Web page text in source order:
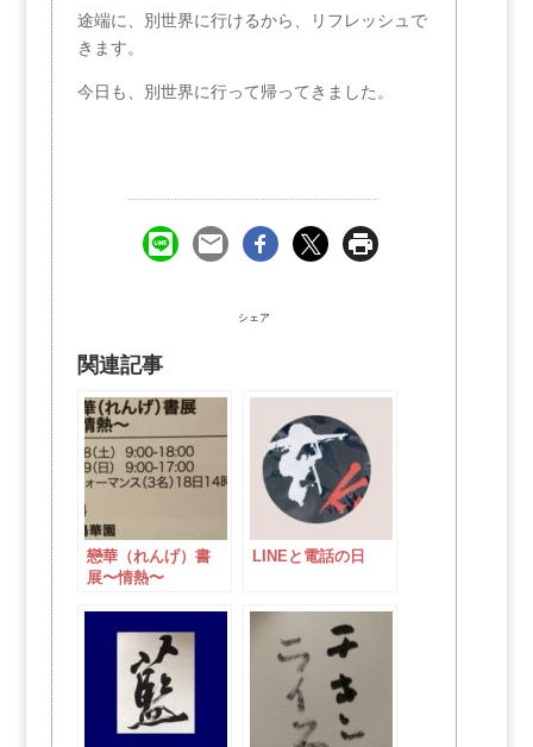
途端に、別世界に行けるから、リフレッシュで
きます。
今日も、別世界に行って帰ってきました。
シェア
関連記事
戀華（れんげ）書
展〜情熱〜
LINEと電話の日